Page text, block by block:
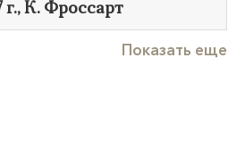
г., К. Фроссарт
Показать еще